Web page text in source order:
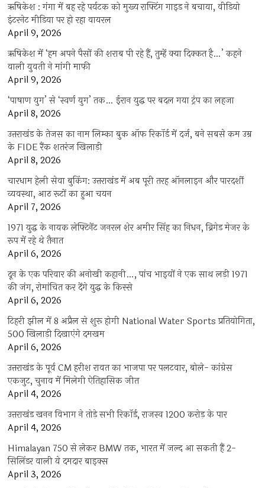
ऋषिकेश : गंगा में बह रहे पर्यटक को मुख्य राफ्टिंग गाइड ने बचाया, वीडियो
इंटरनेट मीडिया पर हो रहा वायरल
April 9, 2026
ऋषिकेश में ‘हम अपने पैसों की शराब पी रहे हैं, तुम्हें क्या दिक्कत है…’ कहने
वाली युवती ने मांगी माफी
April 9, 2026
‘पाषाण युग’ से ‘स्वर्ण युग’ तक… ईरान युद्ध पर बदल गया ट्रंप का लहजा
April 8, 2026
उत्तराखंड के तेजस का नाम लिम्का बुक ऑफ रिकॉर्ड में दर्ज, बने सबसे कम उम्र
के FIDE रैंक शतरंज खिलाड़ी
April 8, 2026
चारधाम हेली सेवा बुकिंग: उत्तराखंड में अब पूरी तरह ऑनलाइन और पारदर्शी
व्यवस्था, आठ रूटों का हुआ चयन
April 7, 2026
1971 युद्ध के नायक लेफ्टिनेंट जनरल शेर अमीर सिंह का निधन, ब्रिगेड मेजर के
रूप में रहे थे तैनात
April 6, 2026
दून के एक परिवार की अनोखी कहानी…, पांच भाइयों ने एक साथ लड़ी 1971
की जंग, रोमांचित कर देंगे युद्ध के किस्से
April 6, 2026
टिहरी झील में 8 अप्रैल से शुरू होगी National Water Sports प्रतियोगिता,
500 खिलाड़ी दिखाएंगे दमखम
April 6, 2026
उत्तराखंड के पूर्व CM हरीश रावत का भाजपा पर पलटवार, बोले- कांग्रेस
एकजुट, चुनाव में मिलेगी ऐतिहासिक जीत
April 4, 2026
उत्तराखंड खनन विभाग ने तोड़े सभी रिकॉर्ड, राजस्व 1200 करोड़ के पार
April 4, 2026
Himalayan 750 से लेकर BMW तक, भारत में जल्द आ सकती हैं 2-
सिलिंडर वाली ये दमदार बाइक्स
April 3, 2026